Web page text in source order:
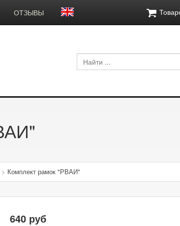
ОТЗЫВЫ
Комплект рамок "РВАИ"
640руб